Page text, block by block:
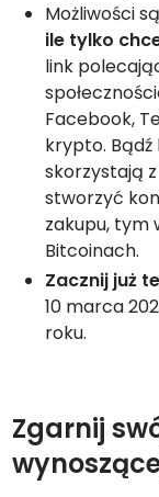
Możliwości
ile tylko
link
Facebook,
krypto.
skorzystają
stworzyć
zakupu, tym
Bitcoinach.
Zacznij już
10 marca
roku.
Zgarnij